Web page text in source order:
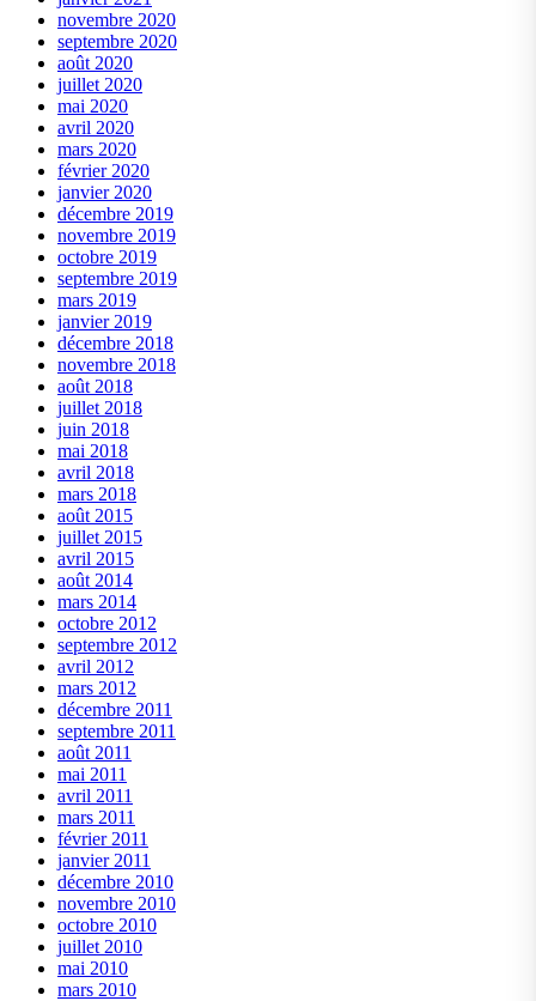
novembre 2020
septembre 2020
août 2020
juillet 2020
mai 2020
avril 2020
mars 2020
février 2020
janvier 2020
décembre 2019
novembre 2019
octobre 2019
septembre 2019
mars 2019
janvier 2019
décembre 2018
novembre 2018
août 2018
juillet 2018
juin 2018
mai 2018
avril 2018
mars 2018
août 2015
juillet 2015
avril 2015
août 2014
mars 2014
octobre 2012
septembre 2012
avril 2012
mars 2012
décembre 2011
septembre 2011
août 2011
mai 2011
avril 2011
mars 2011
février 2011
janvier 2011
décembre 2010
novembre 2010
octobre 2010
juillet 2010
mai 2010
mars 2010